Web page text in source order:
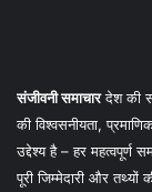
संजीवनी समाचारदेश की
की विश्वसनीयता,
उद्देश्य है – हर महत्वपूर्ण
पूरी जिम्मेदारी और तथ्यों